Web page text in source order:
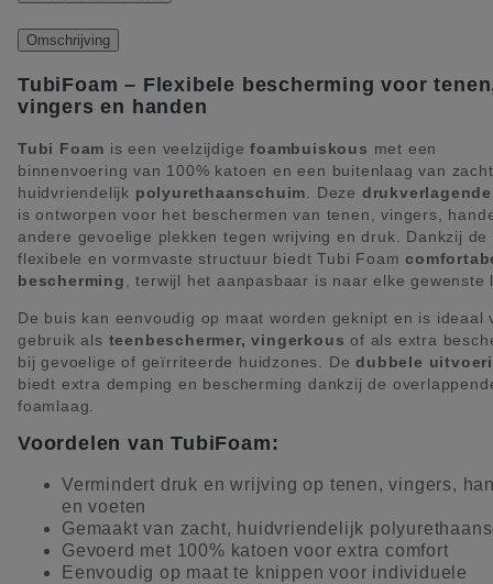
Omschrijving
TubiFoam – Flexibele bescherming voor
vingers en handen
Tubi Foam is een veelzijdigefoambuiskous met een
binnenvoering van 100% katoen en een buitenlaag van
huidvriendelijk polyurethaanschuim . Deze
is ontworpen voor het beschermen van tenen, vingers,
andere gevoelige plekken tegen wrijving en druk. Dankzij de
flexibele en vormvaste structuur biedt Tubi Foam
bescherming
, terwijl het aanpasbaar is naar elke gewenste
De buis kan eenvoudig op maat worden geknipt en is ideaal
gebruik als teenbeschermer, vingerkous of als extra
bij gevoelige of geïrriteerde huidzones. Dedubbele
biedt extra demping en bescherming dankzij de
foamlaag.
Voordelen van TubiFoam:
Vermindert druk en wrijving op tenen, vingers,
en voeten
Gemaakt van zacht, huidvriendelijk
Gevoerd met 100% katoen voor extra comfort
Eenvoudig op maat te knippen voor individuele